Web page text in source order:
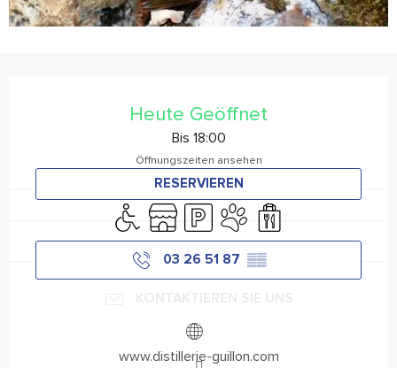
Heute Geöffnet
Bis 18:00
Öffnungszeiten ansehen
RESERVIEREN
Zugang für Behinderte
Shop ParkplatzTiere erlaubtVerkauf zum
03 26 51 87 ▒▒
www.distillerie-guillon.com